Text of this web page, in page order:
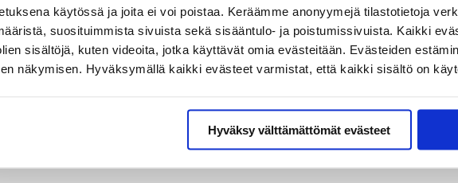
käytössä ja joita ei voi poistaa. Keräämme anonyymejä tilastotietoja
suosituimmista sivuista sekä sisääntulo- ja poistumissivuista. Kaikki
sisältöjä, kuten videoita, jotka käyttävät omia evästeitään. Evästeiden
näkymisen. Hyväksymällä kaikki evästeet varmistat, että kaikki sisältö on
Hyväksy välttämättömät evästeet
” Sateenkaariperheen vanhemmat” , 2018.
Kvs-säätiön Suomi-Seuran
yhteistyönä STEA:n myöntämällä